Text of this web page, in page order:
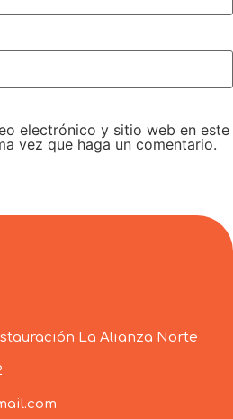
electrónico y sitio web en este
vez que haga un comentario.
La Alianza Norte